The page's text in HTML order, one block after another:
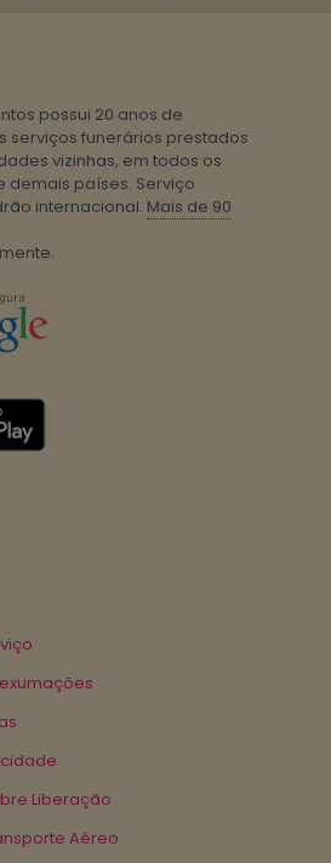
possui 20 anos de
serviços funerários prestados
vizinhas, em todos os
demais países. Serviço
internacional. Mais de 90
Liberação
Aéreo